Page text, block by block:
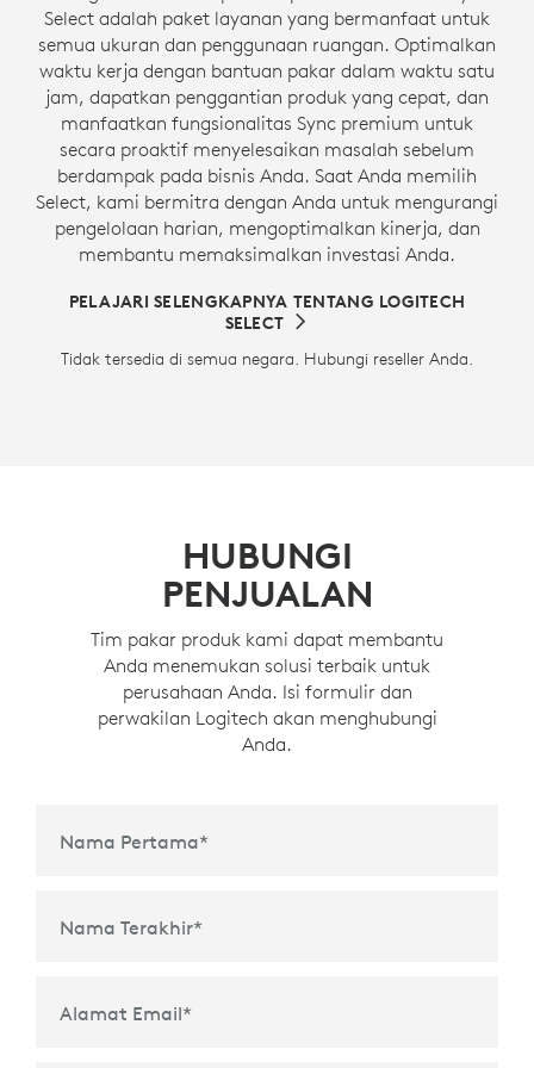
Select adalah paket layanan yang bermanfaat untuk
semua ukuran dan penggunaan ruangan. Optimalkan
waktu kerja dengan bantuan pakar dalam waktu satu
jam, dapatkan penggantian produk yang cepat, dan
manfaatkan fungsionalitas Sync premium untuk
secara proaktif menyelesaikan masalah sebelum
berdampak pada bisnis Anda. Saat Anda memilih
Select, kami bermitra dengan Anda untuk mengurangi
pengelolaan harian, mengoptimalkan kinerja, dan
membantu memaksimalkan investasi Anda.
PELAJARI SELENGKAPNYA TENTANG LOGITECH
SELECT
Tidak tersedia di semua negara. Hubungi reseller Anda.
HUBUNGI
PENJUALAN
Tim pakar produk kami dapat membantu
Anda menemukan solusi terbaik untuk
perusahaan Anda. Isi formulir dan
perwakilan Logitech akan menghubungi
Anda.
Nama Pertama*
Nama Terakhir*
Alamat Email*